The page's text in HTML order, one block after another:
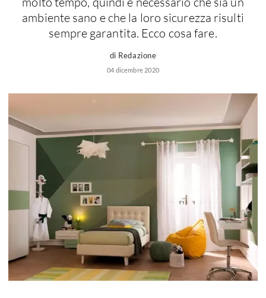
Idee camerette
Marche camerette
Camerette ragazzo
Progetto cameretta
Accessori cameretta
Scrittoi
Camerette bambine
Camerette romantiche
Camerette moda
Consigli camerette bambine
Camerette ragazze
Camerette fashion
ambiente sano e che la loro sicurezza risulti
sempre garantita. Ecco cosa fare.
di Redazione
04 dicembre 2020